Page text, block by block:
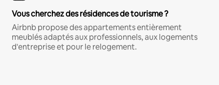
Vous cherchez des résidences de tourisme ?
Airbnb propose des appartements entièrement
meublés adaptés aux professionnels, aux logements
d'entreprise et pour le relogement.